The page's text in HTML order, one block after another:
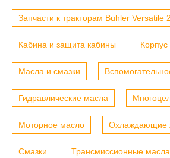
Запчасти к тракторам Buhler Versatile
Кабина и защита кабины
Масла и смазки
Гидравлические масла
Моторное масло Охлаждающие
Смазки Трансмиссионные масла